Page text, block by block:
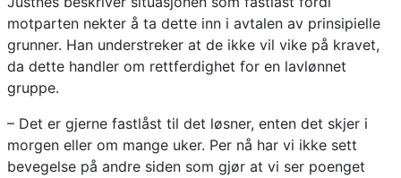
motparten nekter å ta dette inn i avtalen av prinsipielle
grunner. Han understreker at de ikke vil vike på kravet,
da dette handler om rettferdighet for en lavlønnet
gruppe.
– Det er gjerne fastlåst til det løsner, enten det skjer i
morgen eller om mange uker. Per nå har vi ikke sett
bevegelse på andre siden som gjør at vi ser poenget